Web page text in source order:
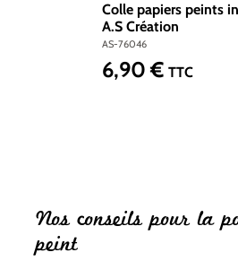
Colle papiers peints
A.S Création
AS-76046
Prix régulier :
6,90 € TTC
Nos conseils pour la
peint